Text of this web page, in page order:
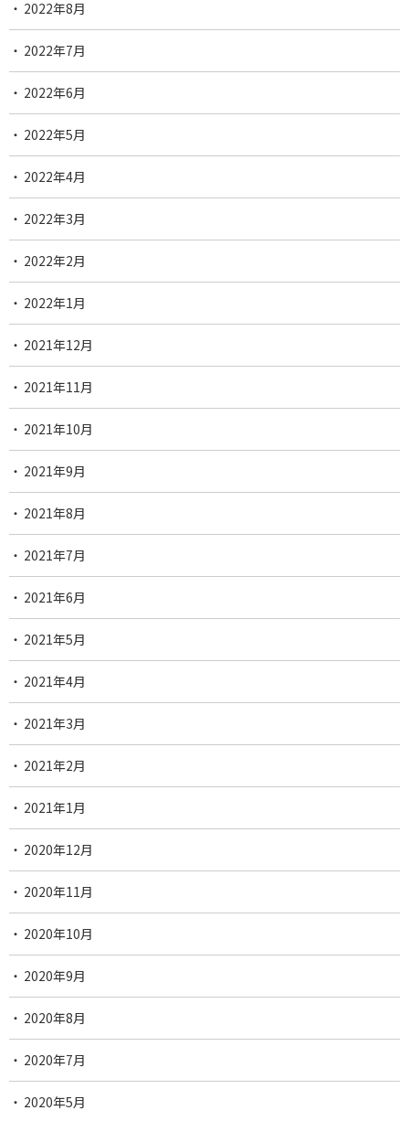
2022年8月
2022年7月
2022年6月
2022年5月
2022年4月
2022年3月
2022年2月
2022年1月
2021年12月
2021年11月
2021年10月
2021年9月
2021年8月
2021年7月
2021年6月
2021年5月
2021年4月
2021年3月
2021年2月
2021年1月
2020年12月
2020年11月
2020年10月
2020年9月
2020年8月
2020年7月
2020年5月